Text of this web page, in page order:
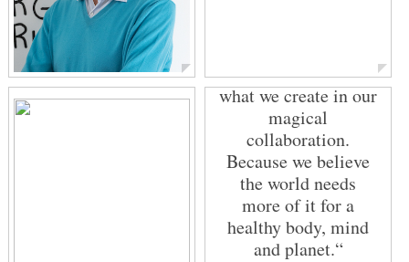
Fabian Menzel
„Pure Goodness – is
what we create in our
magical
collaboration.
Because we believe
the world needs
more of it for a
healthy body, mind
and planet.“